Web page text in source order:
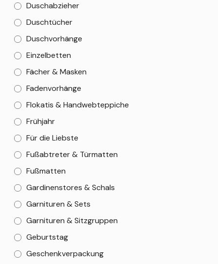
Duschabzieher
Duschtücher
Duschvorhänge
Einzelbetten
Fächer & Masken
Fadenvorhänge
Flokatis & Handwebteppiche
Frühjahr
Für die Liebste
Fußabtreter & Türmatten
Fußmatten
Gardinenstores & Schals
Garnituren & Sets
Garnituren & Sitzgruppen
Geburtstag
Geschenkverpackung